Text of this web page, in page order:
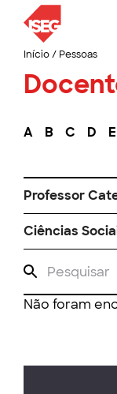
Início/ Pessoas
A B C D E
Professor
Ciências
Não foram